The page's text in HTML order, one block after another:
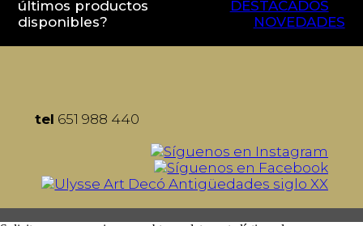
últimos productos
disponibles?
DESTACADOS
NOVEDADES
tel 651 988 440